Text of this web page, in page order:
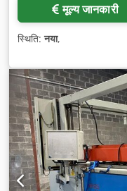
मूल्य जानकारी
स्थिति:नया,